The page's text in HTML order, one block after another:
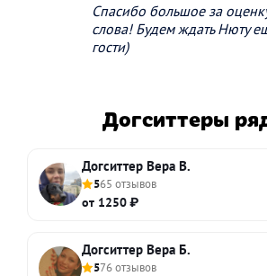
Спасибо большое за
слова! Будем ждать Нюту
гости)
Догситтеры
Догситтер Вера В.
565 отзывов
от 1250 ₽
Догситтер Вера Б.
576 отзывов